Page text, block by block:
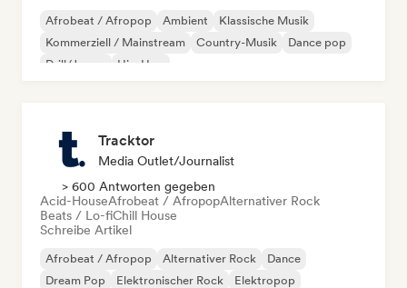
Afrobeat / Afropop Ambient
Klassische Musik
Kommerziell / Mainstream
Country-Musik
Dance pop
Drill/Jersey
Hip-Hop
Tracktor
Media Outlet/Journalist
> 600 Antworten gegeben
Acid-HouseAfrobeat / AfropopAlternativer Rock
Beats / Lo-fiChill House
Schreibe Artikel
Afrobeat / Afropop Alternativer Rock
Dance
Dream Pop
Elektronischer Rock
Elektropop